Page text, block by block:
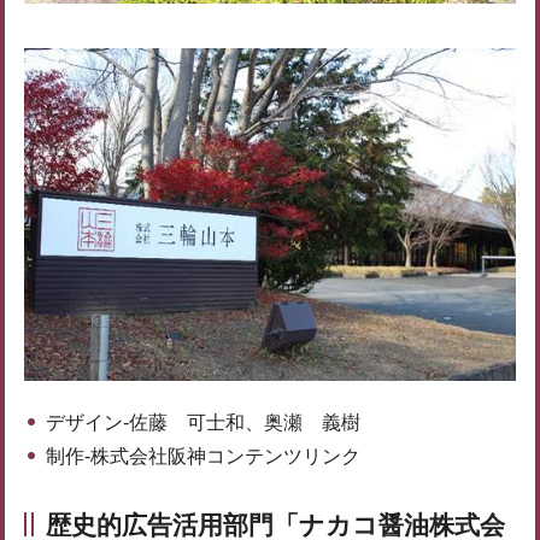
デザイン-佐藤 可士和、奥瀬 義樹
制作-株式会社阪神コンテンツリンク
歴史的広告活用部門「ナカコ醤油株式会